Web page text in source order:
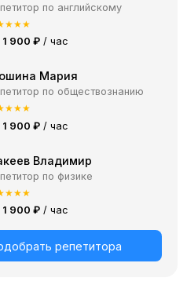
по английскому
★★★
1 900 ₽ / час
Мария
по обществознанию
★★★
1 900 ₽ / час
Владимир
по физике
★★★
1 900 ₽ / час
репетитора